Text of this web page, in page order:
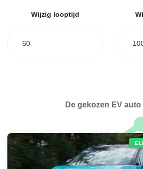
Wijzig looptijd
60
De gekozen EV auto